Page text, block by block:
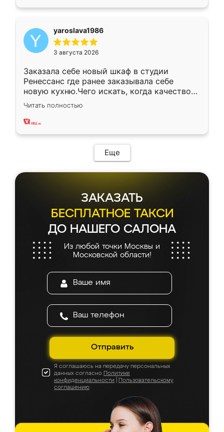
yaroslava1986
3 августа 2026
Заказала себе новый шкаф в студии
Ренессанс где ранее заказывала себе
новую кухню.Чего искать, когда качеством
вполне довольна. Служит кухня уже почти
два года, нареканий нет.
Читать полностью
Еще
ЗАКАЗАТЬ
БЕСПЛАТНОЕ ТАКСИ
ДО НАШЕГО САЛОНА
Из любой точки Москвы и
Московской области!
Отправить
Я соглашаюсь на передачу персональных
данных согласно Политике
конфиденциальности
Пользовательскому
соглашению